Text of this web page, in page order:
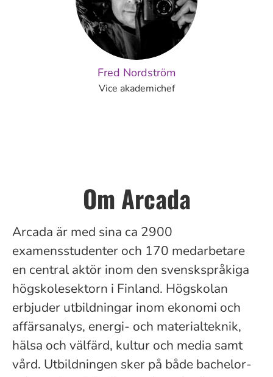
Fred Nordström
Vice akademichef
Om Arcada
Arcada är med sina ca 2900
examensstudenter och 170 medarbetare
en central aktör inom den svenskspråkiga
högskolesektorn i Finland. Högskolan
erbjuder utbildningar inom ekonomi och
affärsanalys, energi- och materialteknik,
hälsa och välfärd, kultur och media samt
vård. Utbildningen sker på både bachelor-